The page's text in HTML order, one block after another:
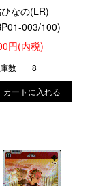
なの(LR)
003/100)
円(内税)
数 8